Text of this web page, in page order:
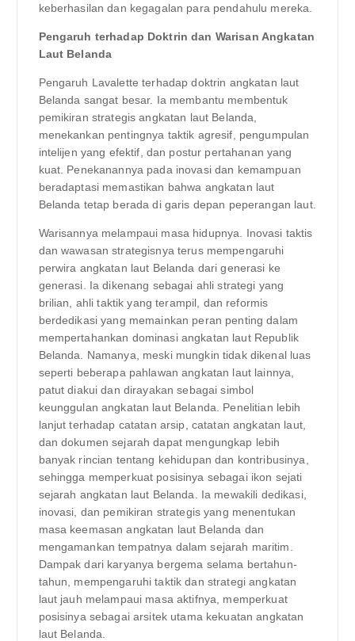
keberhasilan dan kegagalan para pendahulu mereka.
Pengaruh terhadap Doktrin dan Warisan Angkatan
Laut Belanda
Pengaruh Lavalette terhadap doktrin angkatan laut
Belanda sangat besar. Ia membantu membentuk
pemikiran strategis angkatan laut Belanda,
menekankan pentingnya taktik agresif, pengumpulan
intelijen yang efektif, dan postur pertahanan yang
kuat. Penekanannya pada inovasi dan kemampuan
beradaptasi memastikan bahwa angkatan laut
Belanda tetap berada di garis depan peperangan laut.
Warisannya melampaui masa hidupnya. Inovasi taktis
dan wawasan strategisnya terus mempengaruhi
perwira angkatan laut Belanda dari generasi ke
generasi. Ia dikenang sebagai ahli strategi yang
brilian, ahli taktik yang terampil, dan reformis
berdedikasi yang memainkan peran penting dalam
mempertahankan dominasi angkatan laut Republik
Belanda. Namanya, meski mungkin tidak dikenal luas
seperti beberapa pahlawan angkatan laut lainnya,
patut diakui dan dirayakan sebagai simbol
keunggulan angkatan laut Belanda. Penelitian lebih
lanjut terhadap catatan arsip, catatan angkatan laut,
dan dokumen sejarah dapat mengungkap lebih
banyak rincian tentang kehidupan dan kontribusinya,
sehingga memperkuat posisinya sebagai ikon sejati
sejarah angkatan laut Belanda. Ia mewakili dedikasi,
inovasi, dan pemikiran strategis yang menentukan
masa keemasan angkatan laut Belanda dan
mengamankan tempatnya dalam sejarah maritim.
Dampak dari karyanya bergema selama bertahun-
tahun, mempengaruhi taktik dan strategi angkatan
laut jauh melampaui masa aktifnya, memperkuat
posisinya sebagai arsitek utama kekuatan angkatan
laut Belanda.